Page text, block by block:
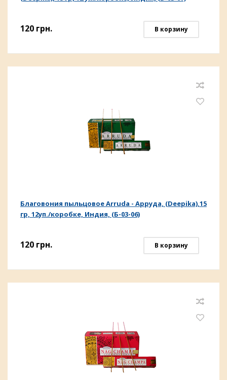
120 грн. В корзину
Благовония пыльцовое Arruda - Арруда, (Deepika),15
гр, 12уп./коробке, Индия, (Б-03-06)
120 грн. В корзину